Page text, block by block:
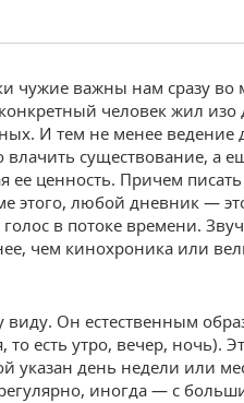
чужие важны нам сразу во
человек жил изо
И тем не менее ведение
существование, а
ее ценность. Причем
этого, любой дневник —
в потоке времени.
чем кинохроника или
Он естественным
есть утро, вечер, ночь).
указан день недели или
иногда — с